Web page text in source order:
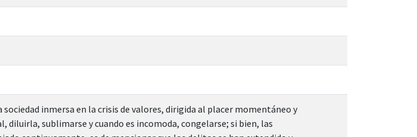
sociedad inmersa en la crisis de valores, dirigida al placer momentáneo y
sublimarse y cuando es incomoda, congelarse; si bien, las